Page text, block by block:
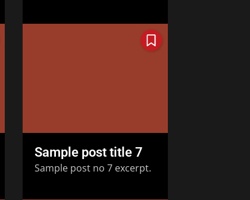
Sample post title 7
Sample post no 7 excerpt.